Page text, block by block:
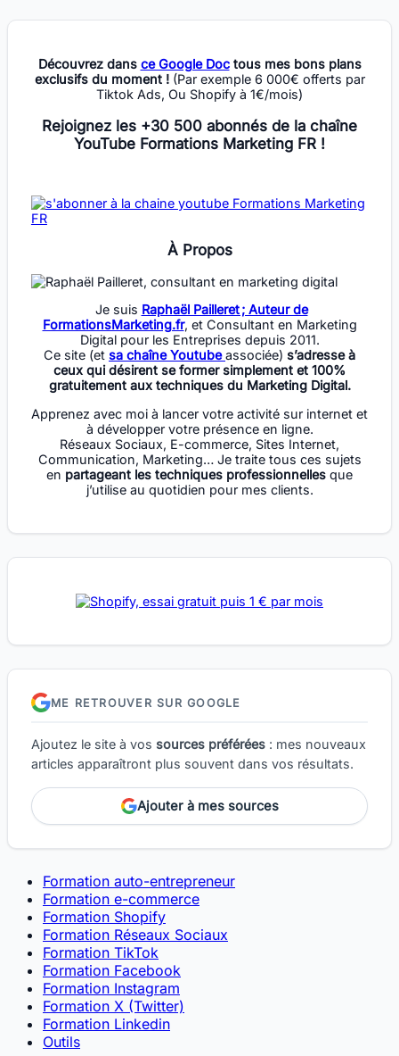
Découvrez dans ce Google Doctous mes bons plans
exclusifs du moment !(Par exemple 6 000€ offerts par
Tiktok Ads, Ou Shopify à 1€/mois)
Rejoignez les +30 500 abonnés de la chaîne
YouTube Formations Marketing FR !
À Propos
Je suis Raphaël Pailleret ; Auteur de
FormationsMarketing.fr, et Consultant en Marketing
Digital pour les Entreprises depuis 2011.
Ce site (et sa chaîne Youtubeassociée) s’adresse à
ceux qui désirent se former simplement et 100%
gratuitement aux techniques du Marketing Digital.
Apprenez avec moi à lancer votre activité sur internet et
à développer votre présence en ligne.
Réseaux Sociaux, E-commerce, Sites Internet,
Communication, Marketing… Je traite tous ces sujets
en partageant les techniques professionnelles que
j’utilise au quotidien pour mes clients.
ME RETROUVER SUR GOOGLE
Ajoutez le site à vos sources préférées: mes nouveaux
articles apparaîtront plus souvent dans vos résultats.
Ajouter à mes sources
Formation auto-entrepreneur
Formation e-commerce
Formation Shopify
Formation Réseaux Sociaux
Formation TikTok
Formation Facebook
Formation Instagram
Formation X (Twitter)
Formation Linkedin
Outils